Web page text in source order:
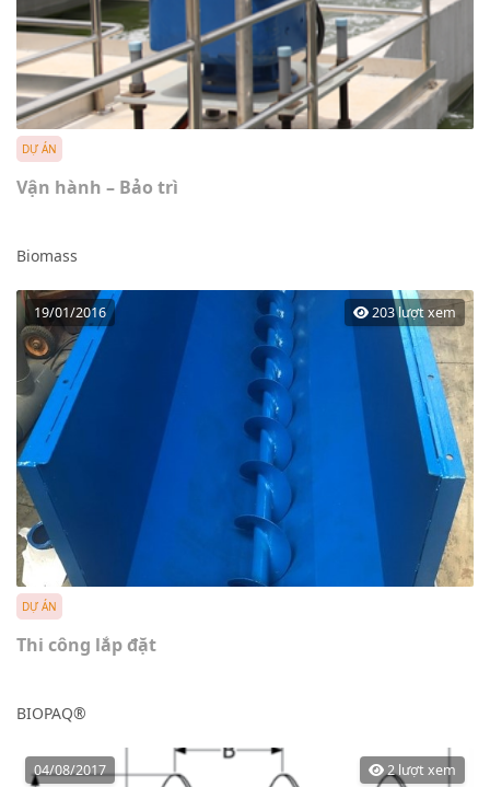
DỰ ÁN
Vận hành – Bảo trì
Biomass
19/01/2016 203 lượt xem
DỰ ÁN
Thi công lắp đặt
BIOPAQ®
04/08/2017 2 lượt xem